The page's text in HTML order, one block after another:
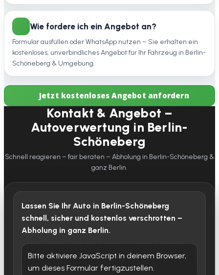
Wie fordere ich ein Angebot an?
Formular ausfüllen oder WhatsApp nutzen – Sie erhalten ein
kostenloses, unverbindliches Angebot für Ihr Fahrzeug in Berlin-
Schöneberg & Umgebung.
Jetzt kostenloses Angebot anfordern
Kontakt & Angebot –
Autoverwertung in Berlin-
Schöneberg
Schnell reagieren – fair beraten – Abholung in Berlin-Schöneberg &
ganz Berlin.
Lassen Sie Ihr Auto in Berlin-Schöneberg
schnell, sicher und kostenlos verschrotten –
Abholung in ganz Berlin.
Bitte aktiviere JavaScript in deinem Browser,
um dieses Formular fertigzustellen.